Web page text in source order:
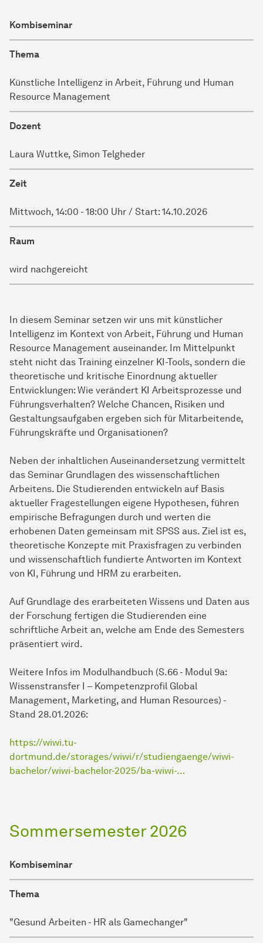
Kombiseminar
Thema
Künstliche Intelligenz in Arbeit, Führung und Human
Resource Management
Dozent
Laura Wuttke, Simon Telgheder
Zeit
Mittwoch, 14:00 - 18:00 Uhr / Start: 14.10.2026
Raum
wird nachgereicht
In diesem Seminar setzen wir uns mit künstlicher
Intelligenz im Kontext von Arbeit, Führung und Human
Resource Management auseinander. Im Mittelpunkt
steht nicht das Training einzelner KI-Tools, sondern die
theoretische und kritische Einordnung aktueller
Entwicklungen: Wie verändert KI Arbeitsprozesse und
Führungsverhalten? Welche Chancen, Risiken und
Gestaltungsaufgaben ergeben sich für Mitarbeitende,
Führungskräfte und Organisationen?
Neben der inhaltlichen Auseinandersetzung vermittelt
das Seminar Grundlagen des wissenschaftlichen
Arbeitens. Die Studierenden entwickeln auf Basis
aktueller Fragestellungen eigene Hypothesen, führen
empirische Befragungen durch und werten die
erhobenen Daten gemeinsam mit SPSS aus. Ziel ist es,
theoretische Konzepte mit Praxisfragen zu verbinden
und wissenschaftlich fundierte Antworten im Kontext
von KI, Führung und HRM zu erarbeiten.
Auf Grundlage des erarbeiteten Wissens und Daten aus
der Forschung fertigen die Studierenden eine
schriftliche Arbeit an, welche am Ende des Semesters
präsentiert wird.
Weitere Infos im Modulhandbuch (S.66 - Modul 9a:
Wissenstransfer I – Kompetenzprofil Global
Management, Marketing, and Human Resources) -
Stand 28.01.2026:
https://wiwi.tu-
dortmund.de/storages/wiwi/r/studiengaenge/wiwi-
bachelor/wiwi-bachelor-2025/ba-wiwi-…
Sommersemester 2026
Kombiseminar
Thema
"Gesund Arbeiten - HR als Gamechanger"